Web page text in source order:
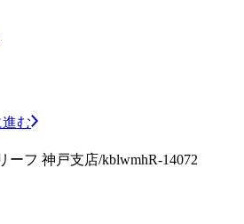
む
ーフ 神戸支店/kblwmhR-14072